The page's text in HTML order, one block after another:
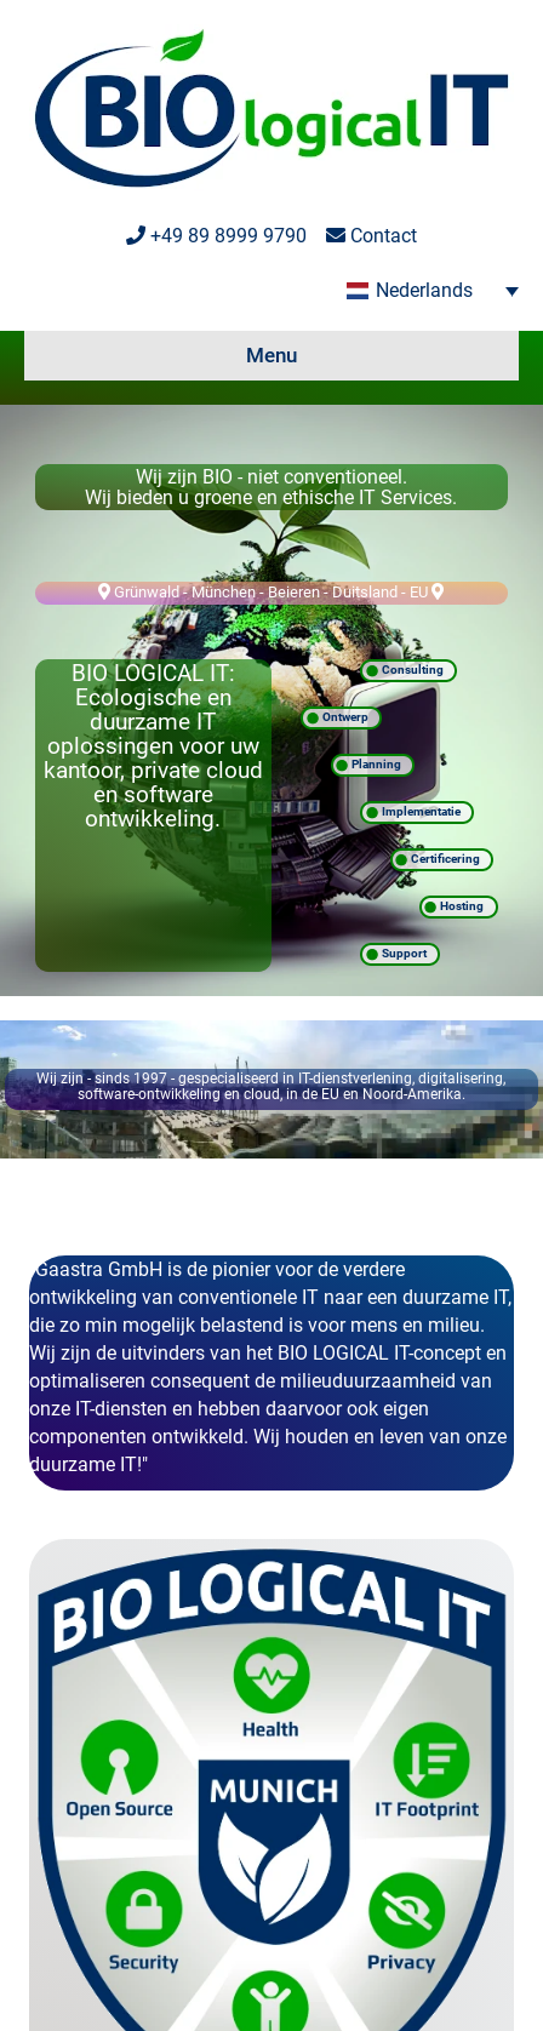
+49 89 8999 9790 Contact
Nederlands
Menu
BIO LOGICAL IT:
Ecologische en
duurzame IT
oplossingen voor uw
kantoor, private cloud
en software
ontwikkeling.
Wij zijn BIO - niet conventioneel.
Wij bieden u groene en ethische IT Services.
Consulting
Ontwerp
Planning
Implementatie
Certificering
Hosting
Support
Grünwald - München - Beieren - Duitsland - EU
Wij zijn - sinds 1997 - gespecialiseerd in IT-dienstverlening, digitalisering,
software-ontwikkeling en cloud, in de EU en Noord-Amerika.
Gaastra GmbH is de pionier voor de verdere
ontwikkeling van conventionele IT naar een duurzame IT,
die zo min mogelijk belastend is voor mens en milieu.
Wij zijn de uitvinders van het BIO LOGICAL IT-concept en
optimaliseren consequent de milieuduurzaamheid van
onze IT-diensten en hebben daarvoor ook eigen
componenten ontwikkeld. Wij houden en leven van onze
duurzame IT!